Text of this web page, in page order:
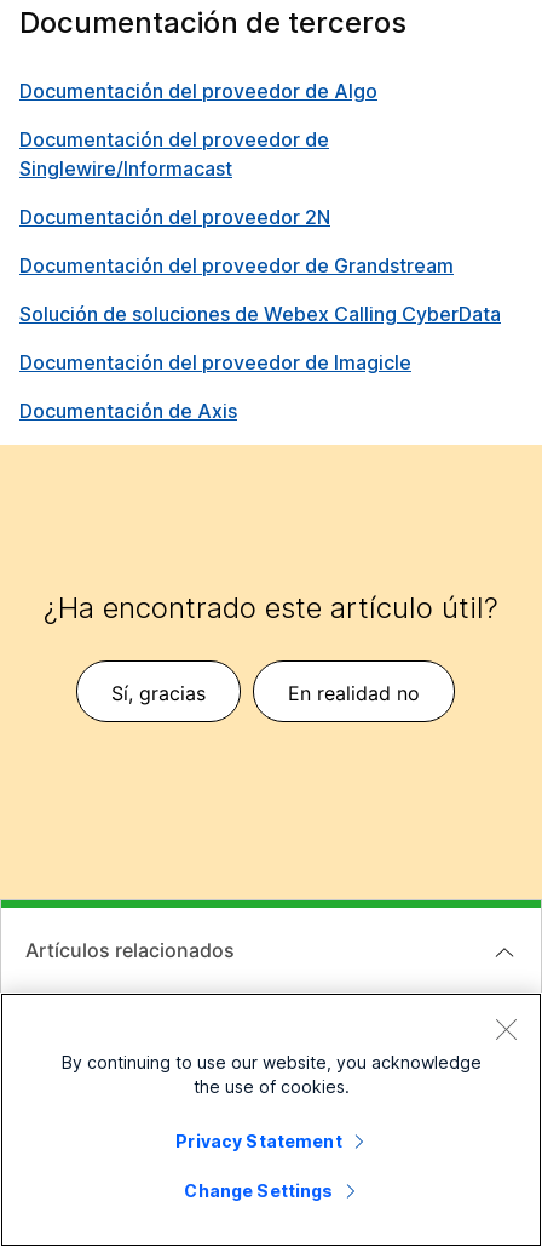
Documentación de terceros
Documentación del proveedor de Algo
Documentación del proveedor de
Singlewire/Informacast
Documentación del proveedor 2N
Documentación del proveedor de Grandstream
Solución de soluciones de Webex Calling CyberData
Documentación del proveedor de Imagicle
Documentación de Axis
¿Ha encontrado este artículo útil?
Sí, gracias En realidad no
Artículos relacionados
By continuing to use our website, you acknowledge
the use of cookies.
Privacy Statement
Change Settings